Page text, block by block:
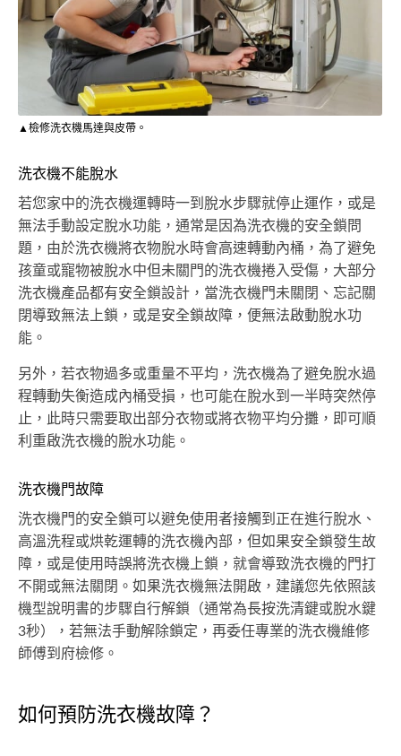
▲檢修洗衣機馬達與皮帶。
洗衣機不能脫水
若您家中的洗衣機運轉時一到脫水步驟就停止運作，或是
無法手動設定脫水功能，通常是因為洗衣機的安全鎖問
題，由於洗衣機將衣物脫水時會高速轉動內桶，為了避免
孩童或寵物被脫水中但未關門的洗衣機捲入受傷，大部分
洗衣機產品都有安全鎖設計，當洗衣機門未關閉、忘記關
閉導致無法上鎖，或是安全鎖故障，便無法啟動脫水功
能。
另外，若衣物過多或重量不平均，洗衣機為了避免脫水過
程轉動失衡造成內桶受損，也可能在脫水到一半時突然停
止，此時只需要取出部分衣物或將衣物平均分攤，即可順
利重啟洗衣機的脫水功能。
洗衣機門故障
洗衣機門的安全鎖可以避免使用者接觸到正在進行脫水、
高溫洗程或烘乾運轉的洗衣機內部，但如果安全鎖發生故
障，或是使用時誤將洗衣機上鎖，就會導致洗衣機的門打
不開或無法關閉。如果洗衣機無法開啟，建議您先依照該
機型說明書的步驟自行解鎖（通常為長按洗清鍵或脫水鍵
3秒），若無法手動解除鎖定，再委任專業的洗衣機維修
師傅到府檢修。
如何預防洗衣機故障？